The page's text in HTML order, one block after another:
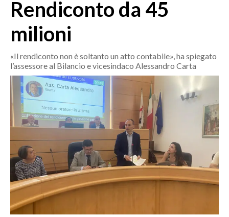
CRONACA
ITALIA
MONDO
POLITICA
ECONOMIA
SERVIZI ALLE IMPRESE
BANDI
SPORT IN SARDEGNA
SPORT
RISULTATI E CLASSIFICHE
Rendiconto da 45
milioni
«Il rendiconto non è soltanto un atto contabile», ha spiegato
l’assessore al Bilancio e vicesindaco Alessandro Carta